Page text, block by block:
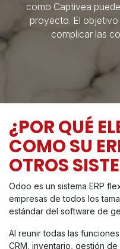
como Captivea
proyecto. El objetivo
complicar las
¿POR QUÉ
COMO SU
OTROS
Odoo es un sistema ERP
empresas de todos los
estándar del software de
Al reunir todas las
CRM, inventario, gestión